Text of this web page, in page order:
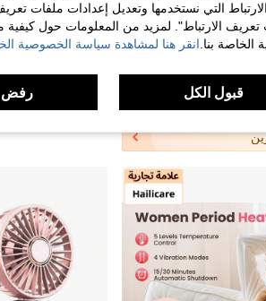
Hailicare حزام كهربائي قابل للتعديل على 3 مستويات، وسادة تدفئة الرحم، حزام رحم مضاد للبرودة، وسادة تدفئة اليد والخصر، وسادة تدفئة الرحم للنساء أثناء الدورة الشهرية
التي نستخدمها وتعديل إعدادات ملفات
الارتباط". لمزيد من المعلومات حول كيفية
بنا. انقر هنا لمشاهدة سياسة الخصوصية
قبول الكل رفض